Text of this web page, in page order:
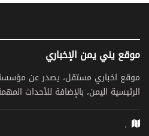
موقع يني يمن الإخباري
موقع اخباري مستقل، يصدر عن مؤسسة
الرئيسية اليمن، بالإضافة للأحداث
,